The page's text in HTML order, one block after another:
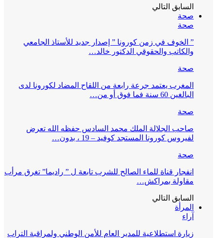
السابق التالي
صحة
صحة
” الخوف في زمن كورونا ” إصدار جديد للأستاذ الجامعي
والكاتب والحقوقي الدكتور خالد…
صحة
المغرب يعتمد جرعة رابعة من اللقاح المضاد لكورونا لدى
البالغين 60 سنة فما فوق أو من…
صحة
صاحب الجلالة الملك محمد السادس حفظه الله تعرض
لفيروس كورونا المستجد كوفيد – 19 ، بدون…
صحة
انفجار قناة للماء الصالح للشرب تابعة ل ” راديما” تغرق مرأب
مقاولة بمراكش…
السابق التالي
المرأة
آراء
زيارة استطلاعية للمدير العام للأمن الوطني ولمراقبة التراب